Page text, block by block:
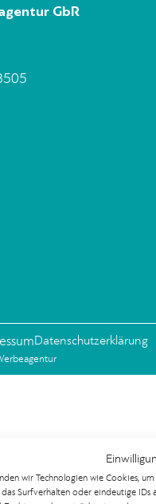
wir Technologien wie Cookies,
Surfverhalten oder eindeutige
GbR
Datenschutzerklärung